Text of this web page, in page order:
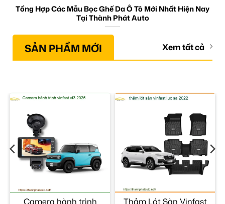
Tổng Hợp Các Mẫu Bọc Ghế Da Ô Tô Mới Nhất Hiện Nay
Tại Thành Phát Auto
SẢN PHẨM MỚI Xem tất cả
Camera hành trình
Thảm Lót Sàn Vinfast